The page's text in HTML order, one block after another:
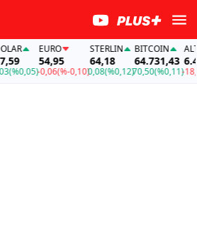
EURO
54,95
-0,06(%-0,10)
STERLIN
64,18
0,08(%0,12)
BITCOIN
64.731,43
70,50(%0,11)-18,05